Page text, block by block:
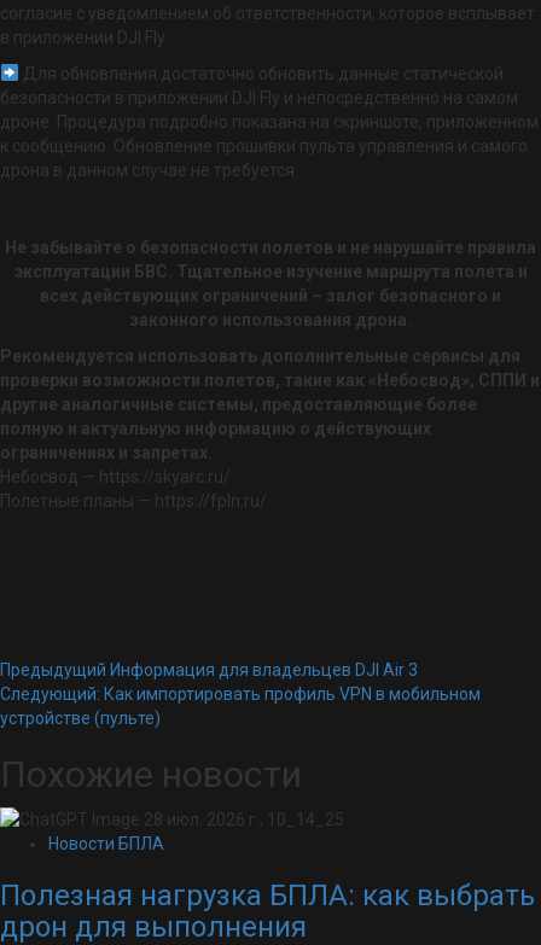
согласие с уведомлением об ответственности, которое всплывает
в приложении DJI Fly.
Для обновления достаточно обновить данные статической
безопасности в приложении DJI Fly и непосредственно на самом
дроне. Процедура подробно показана на скриншоте, приложенном
к сообщению. Обновление прошивки пульта управления и самого
дрона в данном случае не требуется.
Не забывайте о безопасности полетов и не нарушайте правила
эксплуатации БВС. Тщательное изучение маршрута полета и
всех действующих ограничений – залог безопасного и
законного использования дрона.
Рекомендуется использовать дополнительные сервисы для
проверки возможности полетов, такие как «Небосвод», СППИ и
другие аналогичные системы, предоставляющие более
полную и актуальную информацию о действующих
ограничениях и запретах.
Небосвод — https://skyarc.ru/
Полетные планы — https://fpln.ru/
Навигация
по
записям
Предыдущий Информация для владельцев DJI Air 3
Следующий: Как импортировать профиль VPN в мобильном
устройстве (пульте)
Похожие новости
Новости БПЛА
Полезная нагрузка БПЛА: как выбрать
дрон для выполнения